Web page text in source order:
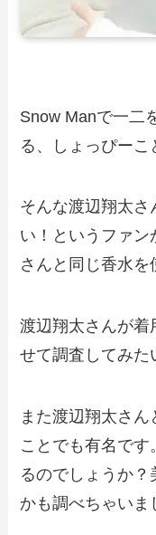
Snow Manで一二
る、しょっぴーこ
そんな渡辺翔太さ
い！というファン
さんと同じ香水を
渡辺翔太さんが着
せて調査してみた
また渡辺翔太さ
ことでも有名で
るのでしょうか
かも調べちゃいま